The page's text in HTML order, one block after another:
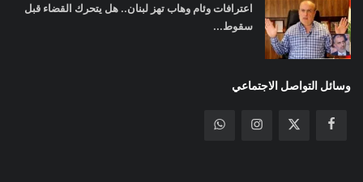
اعترافات وئام وهاب تهز لبنان.. هل يتحرك القضاء قبل
سقوط...
وسائل التواصل الاجتماعي